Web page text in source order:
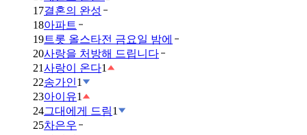
17결혼의 완성
18아파트
19트롯 올스타전 금요일 밤에
20사랑을 처방해 드립니다
21사랑이 온다1
22송가인1
23아이유1
24그대에게 드림1
25차은우